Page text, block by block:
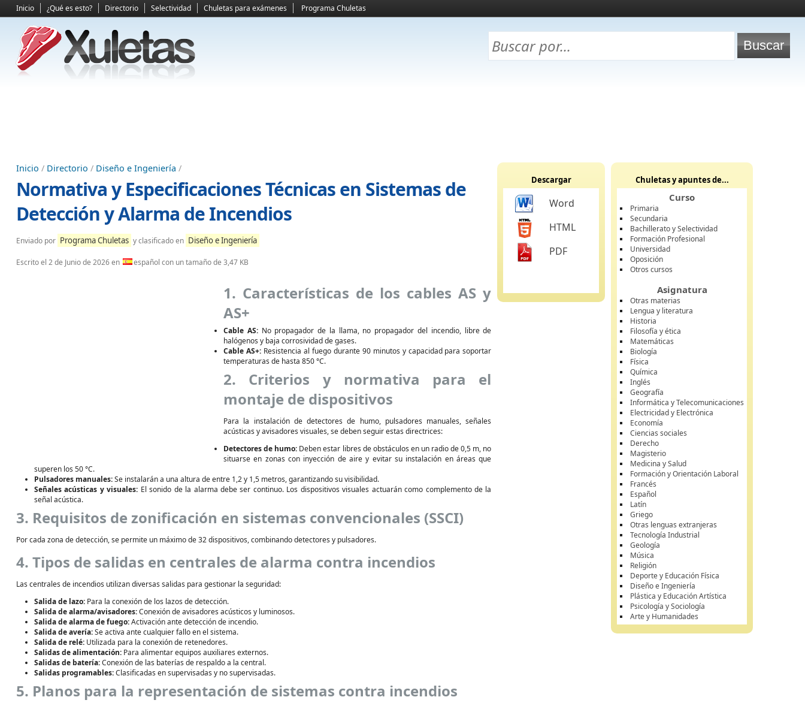
Inicio ¿Qué es esto? Directorio Selectividad Chuletas para exámenes Programa Chuletas
Inicio / Directorio / Diseño e Ingeniería /
Normativa y Especificaciones Técnicas en Sistemas de
Detección y Alarma de Incendios
Enviado por Programa Chuletas y clasificado en Diseño e Ingeniería
Escrito el 2 de Junio de 2026en español con un tamaño de 3,47 KB
1. Características de los cables AS y
AS+
Cable AS:No propagador de la llama, no propagador del incendio, libre de
halógenos y baja corrosividad de gases.
Cable AS+:Resistencia al fuego durante 90 minutos y capacidad para soportar
temperaturas de hasta 850 °C.
2. Criterios y normativa para el
montaje de dispositivos
Para la instalación de detectores de humo, pulsadores manuales, señales
acústicas y avisadores visuales, se deben seguir estas directrices:
Detectores de humo: Deben estar libres de obstáculos en un radio de 0,5 m, no
situarse en zonas con inyección de aire y evitar su instalación en áreas que
superen los 50 °C.
Pulsadores manuales:Se instalarán a una altura de entre 1,2 y 1,5 metros, garantizando su visibilidad.
Señales acústicas y visuales: El sonido de la alarma debe ser continuo. Los dispositivos visuales actuarán como complemento de la
señal acústica.
3. Requisitos de zonificación en sistemas convencionales (SSCI)
Por cada zona de detección, se permite un máximo de 32 dispositivos, combinando detectores y pulsadores.
4. Tipos de salidas en centrales de alarma contra incendios
Las centrales de incendios utilizan diversas salidas para gestionar la seguridad:
Salida de lazo: Para la conexión de los lazos de detección.
Salida de alarma/avisadores:Conexión de avisadores acústicos y luminosos.
Salida de alarma de fuego:Activación ante detección de incendio.
Salida de avería:Se activa ante cualquier fallo en el sistema.
Salida de relé: Utilizada para la conexión de retenedores.
Salidas de alimentación: Para alimentar equipos auxiliares externos.
Salidas de batería:Conexión de las baterías de respaldo a la central.
Salidas programables:Clasificadas en supervisadas y no supervisadas.
5. Planos para la representación de sistemas contra incendios
Descargar
Word
HTML
PDF
Chuletas y apuntes de...
Curso
Primaria
Secundaria
Bachillerato y Selectividad
Formación Profesional
Universidad
Oposición
Otros cursos
Asignatura
Otras materias
Lengua y literatura
Historia
Filosofía y ética
Matemáticas
Biología
Física
Química
Inglés
Geografía
Informática y Telecomunicaciones
Electricidad y Electrónica
Economía
Ciencias sociales
Derecho
Magisterio
Medicina y Salud
Formación y Orientación Laboral
Francés
Español
Latín
Griego
Otras lenguas extranjeras
Tecnología Industrial
Geología
Música
Religión
Deporte y Educación Física
Diseño e Ingeniería
Plástica y Educación Artística
Psicología y Sociología
Arte y Humanidades